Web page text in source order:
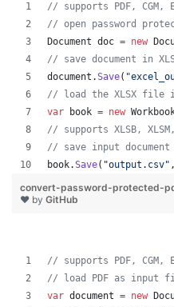
// supports PDF, CGM,
// open password
Document doc = new
// save document in
document .Save(
// load the XLSX file
var
book = new
// supports XLSB,
// save input document
book.Save( "output.csv" ,
convert-password-protected-
❤ by GitHub
// supports PDF, CGM,
// load PDF as input
var document = new